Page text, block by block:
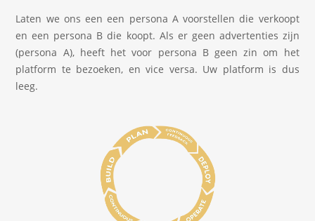
Laten we ons een een persona A voorstellen die verkoopt
en een persona B die koopt. Als er geen advertenties zijn
(persona A), heeft het voor persona B geen zin om het
platform te bezoeken, en vice versa. Uw platform is dus
leeg.